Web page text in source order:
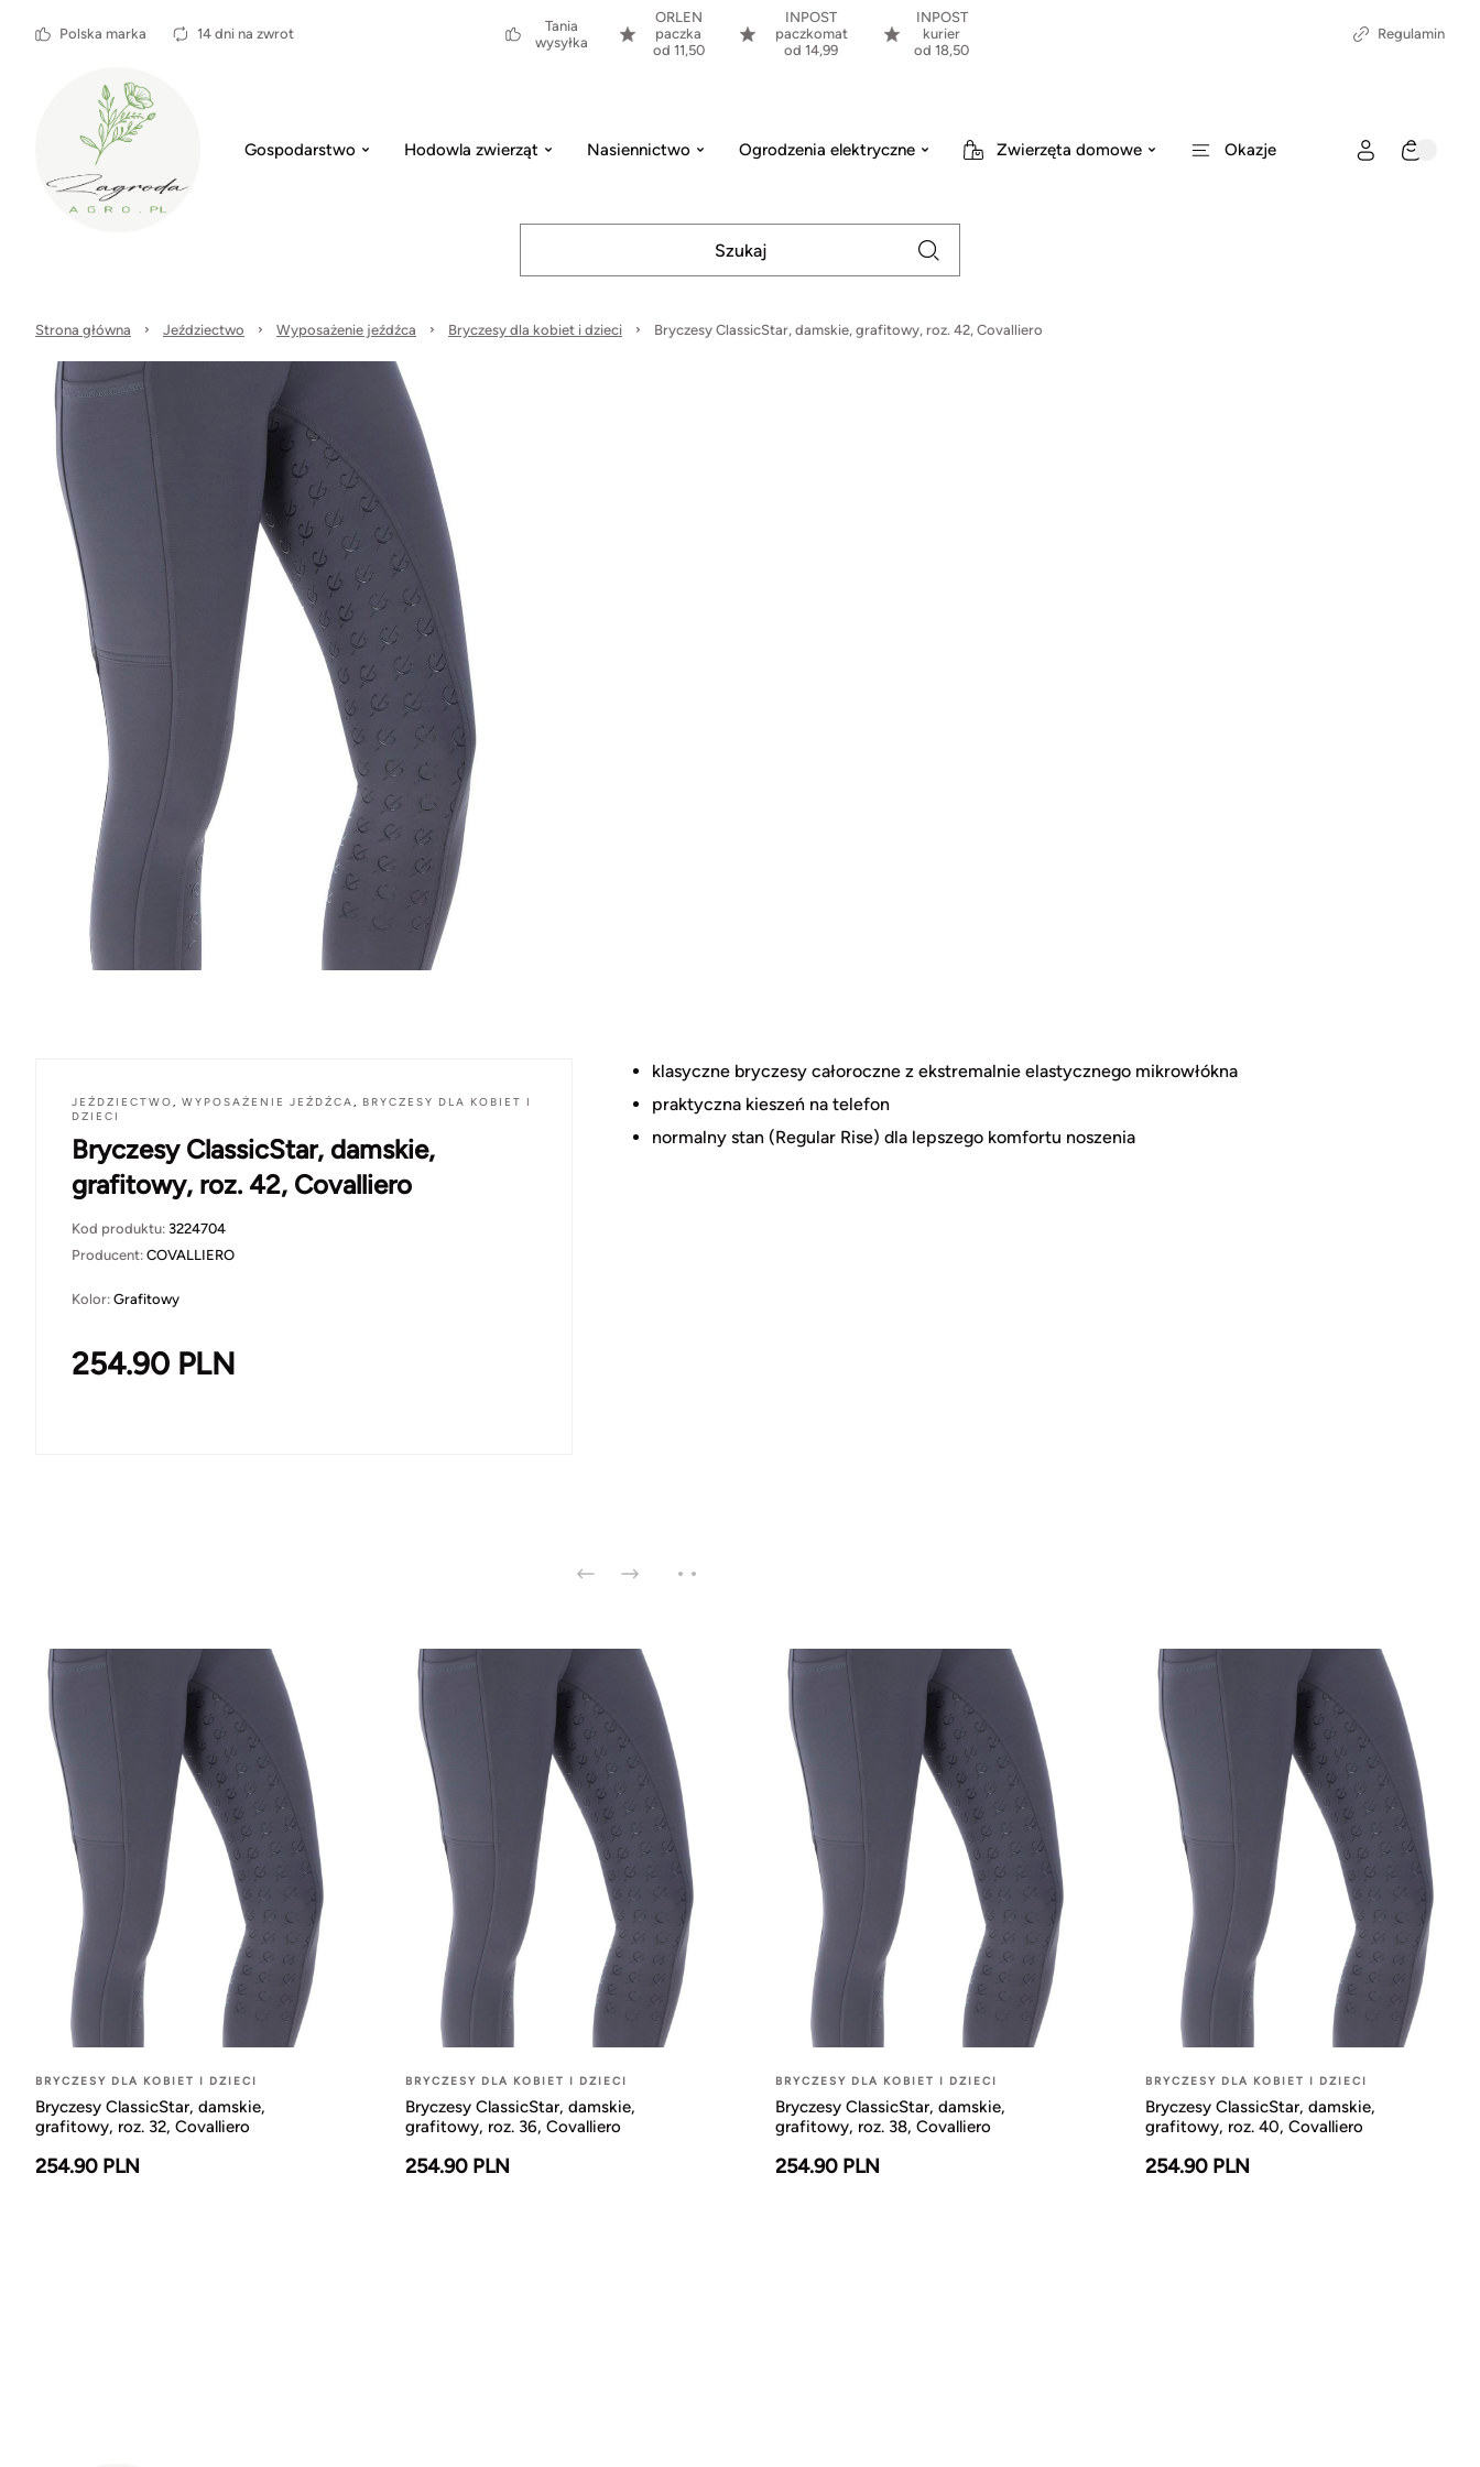
Polska marka 14 dni na zwrot
Tania
wysyłka
ORLEN
paczka
od 11,50
INPOST
paczkomat
od 14,99
INPOST
kurier
od 18,50
Regulamin
Gospodarstwo Hodowla zwierząt Nasiennictwo Ogrodzenia elektryczne Zwierzęta domowe Okazje
Strona główna Jeździectwo Wyposażenie jeźdźca Bryczesy dla kobiet i dzieci Bryczesy ClassicStar, damskie, grafitowy, roz. 42, Covalliero
JEŹDZIECTWO, WYPOSAŻENIE JEŹDŹCA, BRYCZESY DLA KOBIET I
DZIECI
Bryczesy ClassicStar, damskie,
grafitowy, roz. 42, Covalliero
Kod produktu: 3224704
Producent: COVALLIERO
Kolor: Grafitowy
254.90 PLN
klasyczne bryczesy całoroczne z ekstremalnie elastycznego mikrowłókna
praktyczna kieszeń na telefon
normalny stan (Regular Rise) dla lepszego komfortu noszenia
BRYCZESY DLA KOBIET I DZIECI
Bryczesy ClassicStar, damskie,
grafitowy, roz. 32, Covalliero
254.90 PLN
BRYCZESY DLA KOBIET I DZIECI
Bryczesy ClassicStar, damskie,
grafitowy, roz. 36, Covalliero
254.90 PLN
BRYCZESY DLA KOBIET I DZIECI
Bryczesy ClassicStar, damskie,
grafitowy, roz. 38, Covalliero
254.90 PLN
BRYCZESY DLA KOBIET I DZIECI
Bryczesy ClassicStar, damskie,
grafitowy, roz. 40, Covalliero
254.90 PLN